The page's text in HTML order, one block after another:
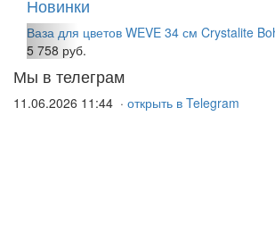
Новинки
Ваза для цветов WEVE 34 см Crystalite
5 758 руб.
Мы в телеграм
11.06.2026 11:44 · открыть в Telegram